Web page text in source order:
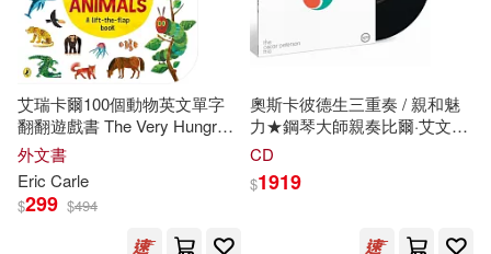
艾瑞卡爾100個動物英文單字
翻翻遊戲書 The Very Hungry
Caterpillar’s First 100 Animals
外文書
Eric Carle
$299 $494
奧斯卡彼德生三重奏 / 親和魅
力★鋼琴大師親奏比爾·艾文斯
經典-黛比的華爾茲【Acoustic
華系列】(黑膠)(Oscar
Acoustic Sounds") (1LP))
CD
$1919